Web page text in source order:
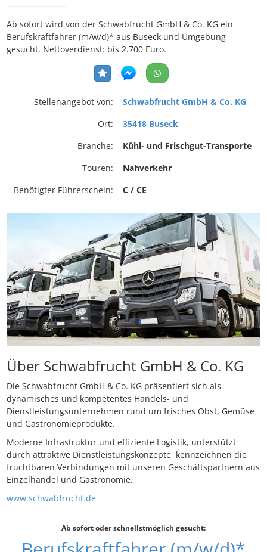
Ab sofort wird von der Schwabfrucht GmbH & Co. KG ein
Berufskraftfahrer (m/w/d)* aus Buseck und Umgebung
gesucht. Nettoverdienst: bis 2.700 Euro.
Stellenangebot von:
Schwabfrucht GmbH & Co. KG
Ort:
35418 Buseck
Branche:
Kühl- und Frischgut-Transporte
Touren:
Nahverkehr
Benötigter Führerschein:
C / CE
Über Schwabfrucht GmbH & Co. KG
Die Schwabfrucht GmbH & Co. KG präsentiert sich als
dynamisches und kompetentes Handels- und
Dienstleistungsunternehmen rund um frisches Obst, Gemüse
und Gastronomieprodukte.
Moderne Infrastruktur und effiziente Logistik, unterstützt
durch attraktive Dienstleistungskonzepte, kennzeichnen die
fruchtbaren Verbindungen mit unseren Geschäftspartnern aus
Einzelhandel und Gastronomie.
www.schwabfrucht.de
Ab sofort oder schnellstmöglich gesucht: